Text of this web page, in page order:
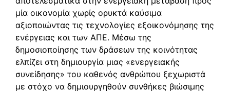
μία οικονομία χωρίς ορυκτά καύσιμα
αξιοποιώντας τις τεχνολογίες εξοικονόμησης της
ενέργειας και των ΑΠΕ. Μέσω της
δημοσιοποίησης των δράσεων της κοινότητας
ελπίζει στη δημιουργία μιας «ενεργειακής
συνείδησης» του καθενός ανθρώπου ξεχωριστά
με στόχο να δημιουργηθούν συνθήκες βιώσιμης